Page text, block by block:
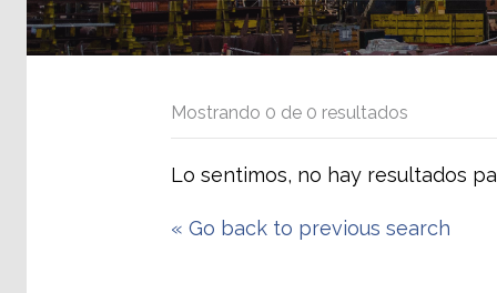
Mostrando 0 de 0 resultados
Lo sentimos, no hay resultados
«Go back to previous search